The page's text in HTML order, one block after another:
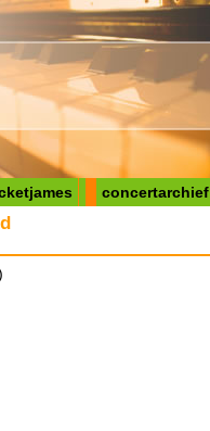
concertarchief